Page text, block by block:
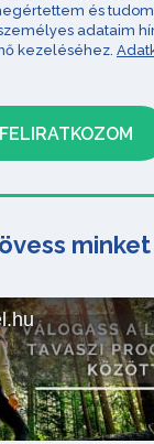
és
adataim
kezeléséhez.
minket